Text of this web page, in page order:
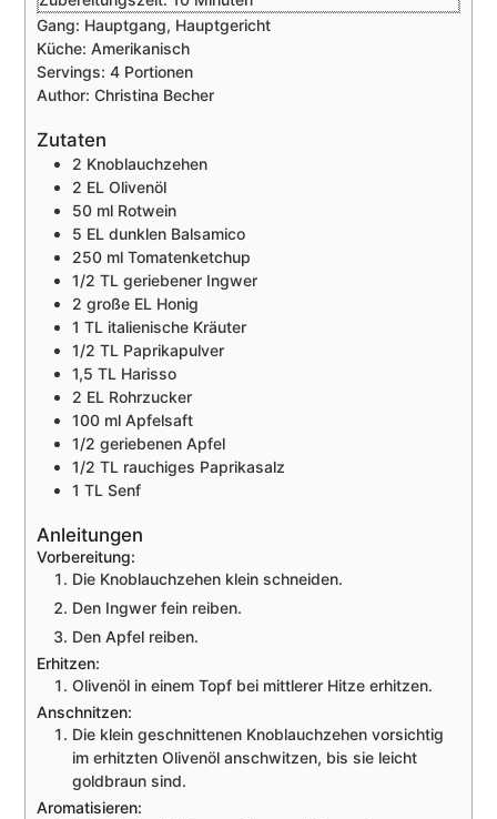
Gang: Hauptgang, Hauptgericht
Küche:Amerikanisch
Servings:4 Portionen
Author:Christina Becher
Zutaten
2 Knoblauchzehen
2 ELOlivenöl
50 ml Rotwein
5 ELdunklen Balsamico
250 ml Tomatenketchup
1/2 TLgeriebener Ingwer
2 große EL Honig
1 TL italienische Kräuter
1/2 TL Paprikapulver
1,5 TL Harisso
2 EL Rohrzucker
100 ml Apfelsaft
1/2 geriebenen Apfel
1/2 TL rauchiges Paprikasalz
1 TLSenf
Anleitungen
Vorbereitung:
Die Knoblauchzehen klein schneiden.
Den Ingwer fein reiben.
Den Apfel reiben.
Erhitzen:
Olivenöl in einem Topf bei mittlerer Hitze erhitzen.
Anschnitzen:
Die klein geschnittenen Knoblauchzehen vorsichtig
im erhitzten Olivenöl anschwitzen, bis sie leicht
goldbraun sind.
Aromatisieren: